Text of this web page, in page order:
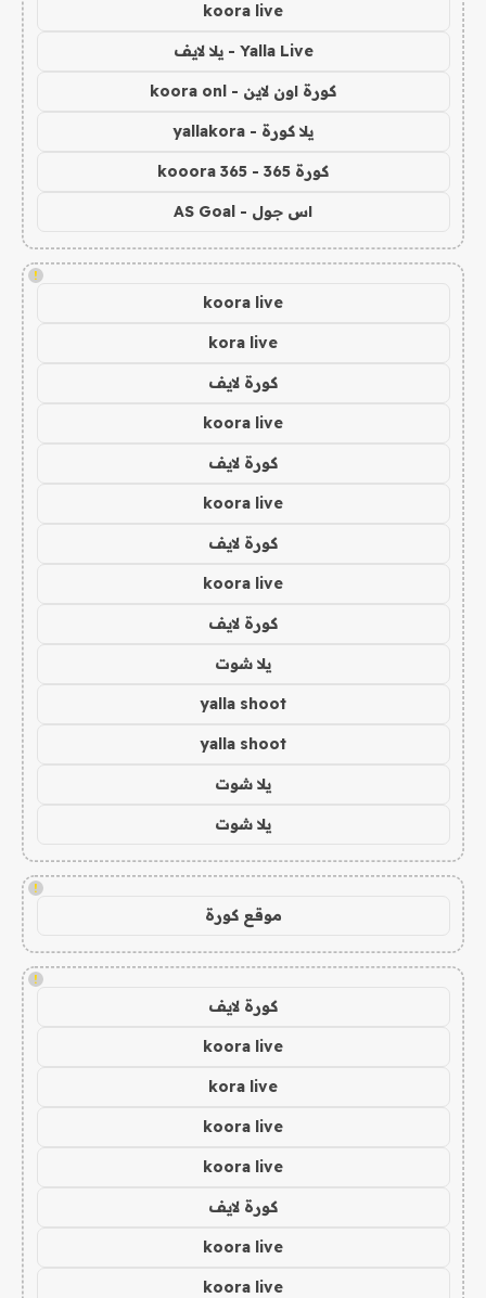
koora live
Yalla Live - يلا لايف
كورة اون لاين - koora onl
يلا كورة - yallakora
كورة 365 - kooora 365
اس جول - AS Goal
!
koora live
kora live
كورة لايف
koora live
كورة لايف
koora live
كورة لايف
koora live
كورة لايف
يلا شوت
yalla shoot
yalla shoot
يلا شوت
يلا شوت
!
موقع كورة
!
كورة لايف
koora live
kora live
koora live
koora live
كورة لايف
koora live
koora live